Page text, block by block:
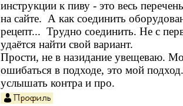
инструкции к пиву - это весь
на сайте. А как соединить
рецепт... Трудно соединить. Не с
удаётся найти свой вариант.
Прости, не в назидание увещеваю.
ошибаться в подходе, это мой
услышать контра и про.